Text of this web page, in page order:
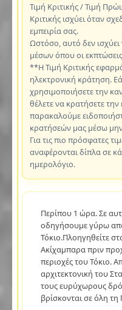
Τιμή Κριτικής / Τιμή
Κριτικής ισχύει όταν
εμπειρία σας.
Ωστόσο, αυτό δεν
μέσων όπου οι
**Η Τιμή Κριτικής
ηλεκτρονική κράτηση.
χρησιμοποιήσετε την
θέλετε να κρατήσετε την
παρακαλούμε
κρατήσεών μας μέσω
Για τις πιο πρόσφατες
αναφέρονται δίπλα σε
ημερολόγιο.
Περίπου 1 ώρα. Σε
οδηγήσουμε γύρω
Τόκιο.Πλοηγηθείτε
Ακίχαμπαρα πριν
περιοχές του Τόκιο.
αρχιτεκτονική του
τους ευρύχωρους
βρίσκονται σε όλη τη